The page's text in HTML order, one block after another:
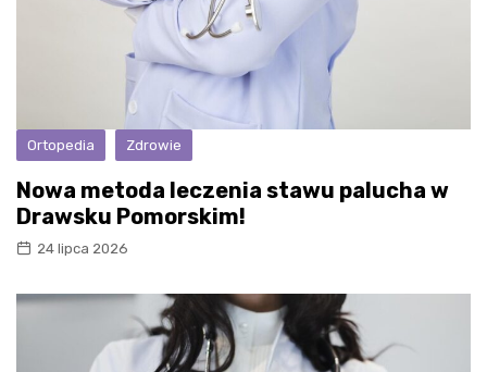
Ortopedia Zdrowie
Nowa metoda leczenia stawu palucha w
Drawsku Pomorskim!
24 lipca 2026